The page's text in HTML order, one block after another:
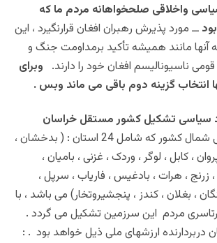
واخلاقی صلحخواهانه مردم ما که
ــ مورد پذیرش رهبران افغان قرارنگیرد ، این
مانند همیشه تأکید برمداومت جنگ و
ناسیونالیسم افغان خود را دارند. وبرای
انتخاب گزینه دوم باقی می ماند وبس .
سیاسی تشکیل کشور مستقل خراسان
درجغرافیایی سیاسی شمال کشور که شامل 24 استان : ( بدخشان ،
، کابل ، لوگر ، وردک ، غزنی ، بامیان ،
، زرنج ، هرات ، بادغیس ، فاریاب ، سرپل ،
، بغلان ، کندز ، پنجشیروتخار) می باشد ، با
مردم این سرزمین تشکیل می گردد .
ارزشهای ملی ذیل خواهد بود . :